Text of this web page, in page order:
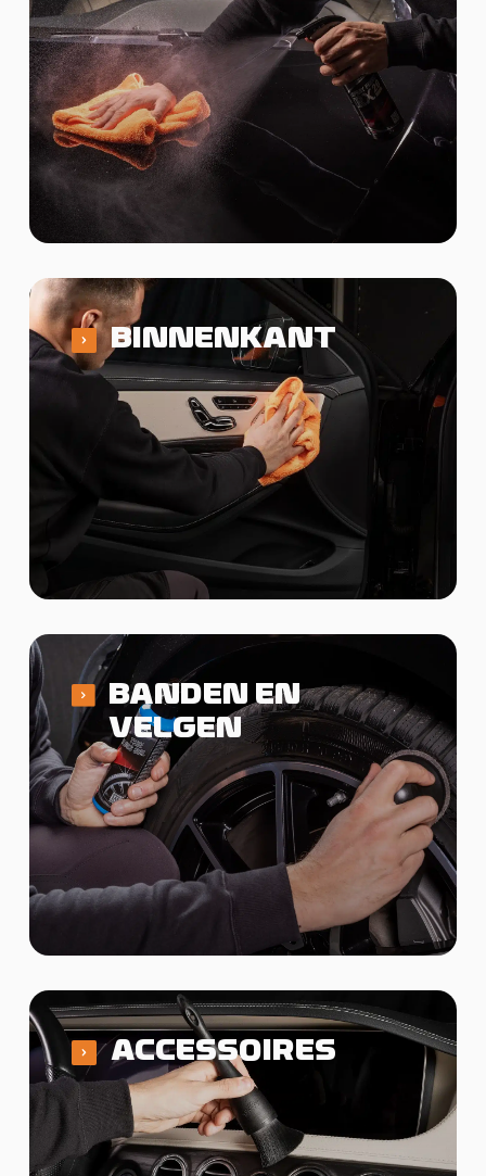
BINNENKANT
BANDEN EN
VELGEN
ACCESSOIRES